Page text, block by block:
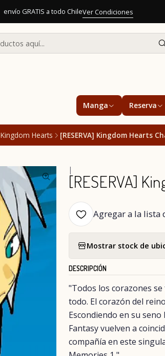
Manga Reserva
envío GRATIS a todo ChileVer Condiciones
Kingdom Hearts [RESERVA] Kingdom Hearts
|
[RESERVA]
Agregar a la lista
Mostrar stock de
DESCRIPCIÓN
"Todos los corazones
todo. El corazón del
Escondiendo en su
Fantasy vuelven a
compañía en este